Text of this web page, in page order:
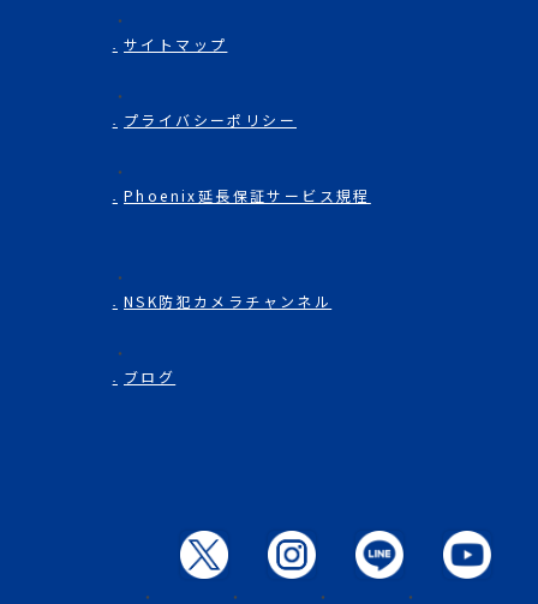
サイトマップ
プライバシーポリシー
Phoenix延長保証サービス規程
NSK防犯カメラチャンネル
ブログ